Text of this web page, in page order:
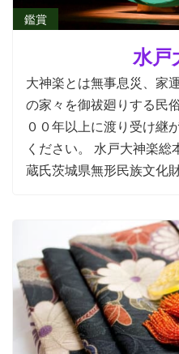
水戸
鑑賞
大神楽とは無事息災、家
の家々を御祓廻りする民
００年以上に渡り受け継
ください。 水戸大神楽
蔵氏茨城県無形民族文化